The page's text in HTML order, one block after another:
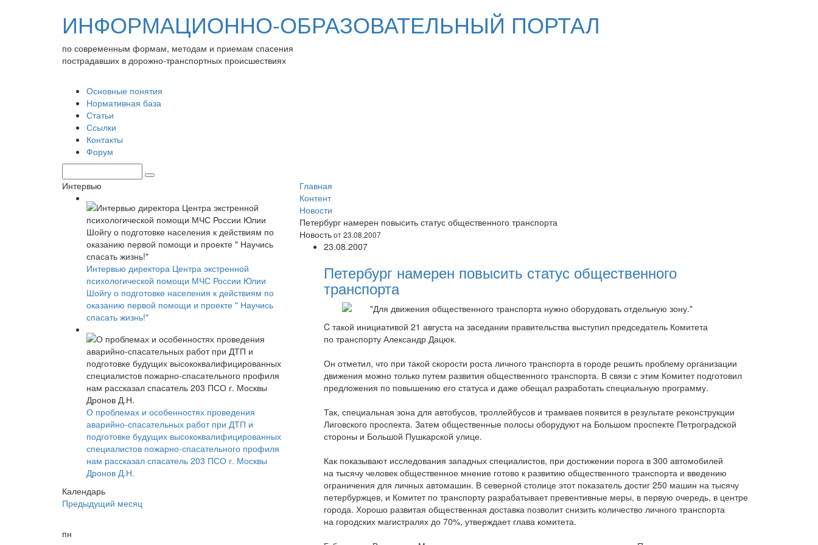
ИНФОРМАЦИОННО-ОБРАЗОВАТЕЛЬНЫЙ ПОРТАЛ
по современным формам, методам и приемам спасения
пострадавших в дорожно-транспортных происшествиях
Основные понятия
Нормативная база
Статьи
Ссылки
Контакты
Форум
Интервью
Интервью директора Центра экстренной
психологической помощи МЧС России Юлии
Шойгу о подготовке населения к действиям по
оказанию первой помощи и проекте " Научись
спасать жизнь!"
О проблемах и особенностях проведения
аварийно-спасательных работ при ДТП и
подготовке будущих высококвалифицированных
специалистов пожарно-спасательного профиля
нам рассказал спасатель 203 ПСО г. Москвы
Дронов Д.Н.
Календарь
Предыдущий месяц
пн
Главная
Контент
Новости
Петербург намерен повысить статус общественного транспорта
Новостьот 23.08.2007
23.08.2007
Петербург намерен повысить статус общественного
транспорта
"Для движения общественного транспорта нужно оборудовать отдельную зону."
C такой инициативой 21 августа на заседании правительства выступил председатель Комитета
по транспорту Александр Дацюк.
Он отметил, что при такой скорости роста личного транспорта в городе решить проблему организации
движения можно только путем развития общественного транспорта. В связи с этим Комитет подготовил
предложения по повышению его статуса и даже обещал разработать специальную программу.
Так, специальная зона для автобусов, троллейбусов и трамваев появится в результате реконструкции
Лиговского проспекта. Затем общественные полосы оборудуют на Большом проспекте Петроградской
стороны и Большой Пушкарской улице.
Как показывают исследования западных специалистов, при достижении порога в 300 автомобилей
на тысячу человек общественное мнение готово к развитию общественного транспорта и введению
ограничения для личных автомашин. В северной столице этот показатель достиг 250 машин на тысячу
петербуржцев, и Комитет по транспорту разрабатывает превентивные меры, в первую очередь, в центре
города. Хорошо развитая общественная доставка позволит снизить количество личного транспорта
на городских магистралях до 70%, утверждает глава комитета.